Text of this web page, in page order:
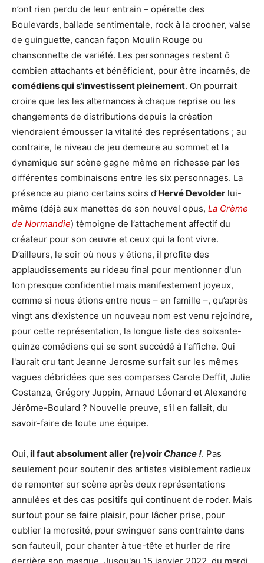
n’ont rien perdu de leur entrain – opérette des
Boulevards, ballade sentimentale, rock à la crooner, valse
de guinguette, cancan façon Moulin Rouge ou
chansonnette de variété. Les personnages restent ô
combien attachants et bénéficient, pour être incarnés, de
comédiens qui s’investissent pleinement. On pourrait
croire que les les alternances à chaque reprise ou les
changements de distributions depuis la création
viendraient émousser la vitalité des représentations ; au
contraire, le niveau de jeu demeure au sommet et la
dynamique sur scène gagne même en richesse par les
différentes combinaisons entre les six personnages. La
présence au piano certains soirs d’Hervé Devolder lui-
même (déjà aux manettes de son nouvel opus, La Crème
de Normandie) témoigne de l’attachement affectif du
créateur pour son œuvre et ceux qui la font vivre.
D’ailleurs, le soir où nous y étions, il profite des
applaudissements au rideau final pour mentionner d'un
ton presque confidentiel mais manifestement joyeux,
comme si nous étions entre nous – en famille –, qu’après
vingt ans d’existence un nouveau nom est venu rejoindre,
pour cette représentation, la longue liste des soixante-
quinze comédiens qui se sont succédé à l'affiche. Qui
l'aurait cru tant Jeanne Jerosme surfait sur les mêmes
vagues débridées que ses comparses Carole Deffit, Julie
Costanza, Grégory Juppin, Arnaud Léonard et Alexandre
Jérôme-Boulard ? Nouvelle preuve, s'il en fallait, du
savoir-faire de toute une équipe.
Oui, il faut absolument aller (re)voir Chance !. Pas
seulement pour soutenir des artistes visiblement radieux
de remonter sur scène après deux représentations
annulées et des cas positifs qui continuent de roder. Mais
surtout pour se faire plaisir, pour lâcher prise, pour
oublier la morosité, pour swinguer sans contrainte dans
son fauteuil, pour chanter à tue-tête et hurler de rire